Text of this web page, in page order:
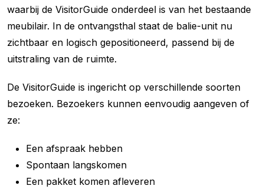
waarbij de VisitorGuide onderdeel is van het bestaande
meubilair. In de ontvangsthal staat de balie-unit nu
zichtbaar en logisch gepositioneerd, passend bij de
uitstraling van de ruimte.
De VisitorGuide is ingericht op verschillende soorten
bezoeken. Bezoekers kunnen eenvoudig aangeven of
ze:
Een afspraak hebben
Spontaan langskomen
Een pakket komen afleveren